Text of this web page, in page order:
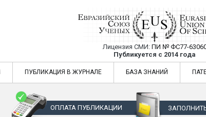
Евразийский Союз Ученых
Лицензия СМИ: ПИ № ФС77-
Публикуется с 2014 года
Евразийский Союз Ученых — публикация
ПУБЛИКАЦИЯ В ЖУРНАЛЕ БАЗА ЗНАНИЙ
ОПЛАТА ПУБЛИКАЦИИ